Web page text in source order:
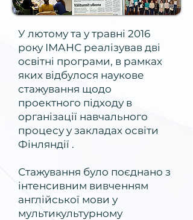
У лютому та у травні 2016
року ІМАНС реалізував дві
освітні програми, в рамках
яких відбулося наукове
стажування щодо
проектного підходу в
організації навчального
процесу у закладах освіти
Фінляндії .
Стажування було поєднано з
інтенсивним вивченням
англійської мови у
мультикультурному